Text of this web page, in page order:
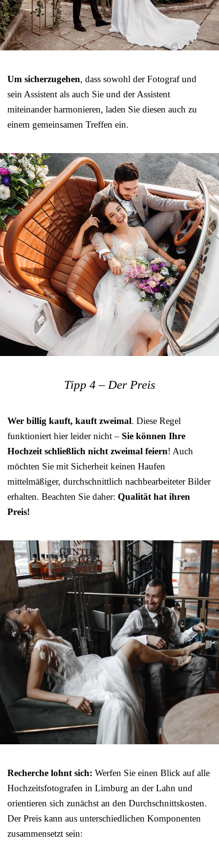
Um sicherzugehen, dass sowohl der Fotograf und
sein Assistent als auch Sie und der Assistent
miteinander harmonieren, laden Sie diesen auch zu
einem gemeinsamen Treffen ein.
Tipp 4 – Der Preis
Wer billig kauft, kauft zweimal. Diese Regel
funktioniert hier leider nicht – Sie können Ihre
Hochzeit schließlich nicht zweimal feiern! Auch
möchten Sie mit Sicherheit keinen Haufen
mittelmäßiger, durchschnittlich nachbearbeiteter Bilder
erhalten. Beachten Sie daher: Qualität hat ihren
Preis!
Recherche lohnt sich: Werfen Sie einen Blick auf alle
Hochzeitsfotografen in Limburg an der Lahn und
orientieren sich zunächst an den Durchschnittskosten.
Der Preis kann aus unterschiedlichen Komponenten
zusammensetzt sein: